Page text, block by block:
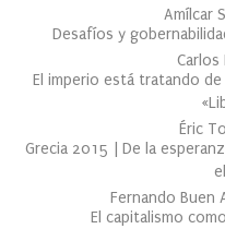
Amílcar
Desafíos y
Carlos
El imperio está tratando
Éric
Grecia 2015 | De la
Fernando Buen
El capitalismo